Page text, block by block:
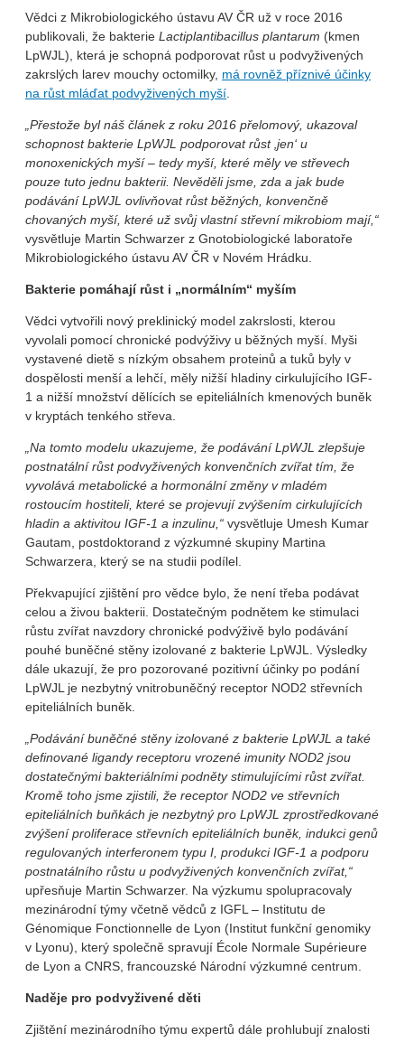
Vědci z Mikrobiologického ústavu AV ČR už v roce 2016
publikovali, že bakterie Lactiplantibacillus plantarum (kmen
LpWJL), která je schopná podporovat růst u podvyživených
zakrslých larev mouchy octomilky, má rovněž příznivé účinky
na růst mláďat podvyživených myší.
„Přestože byl náš článek z roku 2016 přelomový, ukazoval
schopnost bakterie LpWJL podporovat růst ‚jen‘ u
monoxenických myší – tedy myší, které měly ve střevech
pouze tuto jednu bakterii. Nevěděli jsme, zda a jak bude
podávání LpWJL ovlivňovat růst běžných, konvenčně
chovaných myší, které už svůj vlastní střevní mikrobiom mají,“
vysvětluje Martin Schwarzer z Gnotobiologické laboratoře
Mikrobiologického ústavu AV ČR v Novém Hrádku.
Bakterie pomáhají růst i „normálním“ myším
Vědci vytvořili nový preklinický model zakrslosti, kterou
vyvolali pomocí chronické podvýživy u běžných myší. Myši
vystavené dietě s nízkým obsahem proteinů a tuků byly v
dospělosti menší a lehčí, měly nižší hladiny cirkulujícího IGF-
1 a nižší množství dělících se epiteliálních kmenových buněk
v kryptách tenkého střeva.
„Na tomto modelu ukazujeme, že podávání LpWJL zlepšuje
postnatální růst podvyživených konvenčních zvířat tím, že
vyvolává metabolické a hormonální změny v mladém
rostoucím hostiteli, které se projevují zvýšením cirkulujících
hladin a aktivitou IGF-1 a inzulinu,“ vysvětluje Umesh Kumar
Gautam, postdoktorand z výzkumné skupiny Martina
Schwarzera, který se na studii podílel.
Překvapující zjištění pro vědce bylo, že není třeba podávat
celou a živou bakterii. Dostatečným podnětem ke stimulaci
růstu zvířat navzdory chronické podvýživě bylo podávání
pouhé buněčné stěny izolované z bakterie LpWJL. Výsledky
dále ukazují, že pro pozorované pozitivní účinky po podání
LpWJL je nezbytný vnitrobuněčný receptor NOD2 střevních
epiteliálních buněk.
„Podávání buněčné stěny izolované z bakterie LpWJL a také
definované ligandy receptoru vrozené imunity NOD2 jsou
dostatečnými bakteriálními podněty stimulujícími růst zvířat.
Kromě toho jsme zjistili, že receptor NOD2 ve střevních
epiteliálních buňkách je nezbytný pro LpWJL zprostředkované
zvýšení proliferace střevních epiteliálních buněk, indukci genů
regulovaných interferonem typu I, produkci IGF-1 a podporu
postnatálního růstu u podvyživených konvenčních zvířat,“
upřesňuje Martin Schwarzer. Na výzkumu spolupracovaly
mezinárodní týmy včetně vědců z IGFL – Institutu de
Génomique Fonctionnelle de Lyon (Institut funkční genomiky
v Lyonu), který společně spravují École Normale Supérieure
de Lyon a CNRS, francouzské Národní výzkumné centrum.
Naděje pro podvyživené děti
Zjištění mezinárodního týmu expertů dále prohlubují znalosti